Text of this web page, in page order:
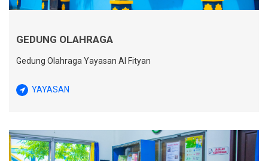
GEDUNG OLAHRAGA
Gedung Olahraga Yayasan Al Fityan
YAYASAN